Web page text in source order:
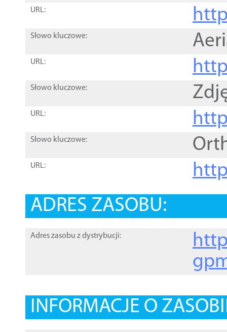
URL:
Słowo kluczowe:
URL:
Słowo kluczowe:
URL:
Słowo kluczowe:
URL:
ADRES ZASOBU:
Adres zasobu z dystrybucji:
INFORMACJE O